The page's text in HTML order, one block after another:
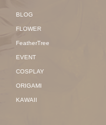
BLOG
FLOWER
FeatherTree
EVENT
COSPLAY
ORIGAMI
KAWAII